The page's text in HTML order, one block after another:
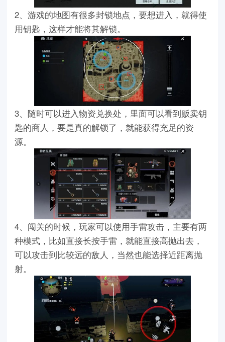
2、游戏的地图有很多封锁地点，要想进入，就得使
用钥匙，这样才能将其解锁。
3、随时可以进入物资兑换处，里面可以看到贩卖钥
匙的商人，要是真的解锁了，就能获得充足的资
源。
4、闯关的时候，玩家可以使用手雷攻击，主要有两
种模式，比如直接长按手雷，就能直接高抛出去，
可以攻击到比较远的敌人，当然也能选择近距离抛
射。